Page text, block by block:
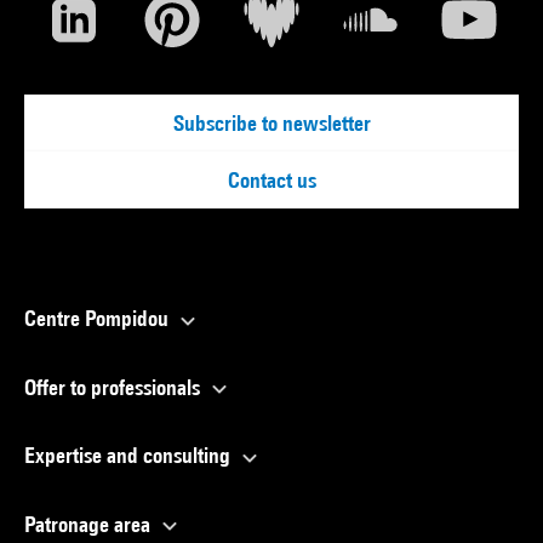
Subscribe to newsletter
Contact us
Centre Pompidou
Offer to professionals
Expertise and consulting
Patronage area